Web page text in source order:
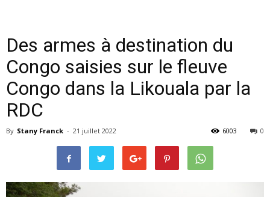
Des armes à destination du
Congo saisies sur le fleuve
Congo dans la Likouala par la
RDC
By Stany Franck - 21 juillet 2022 0
6003